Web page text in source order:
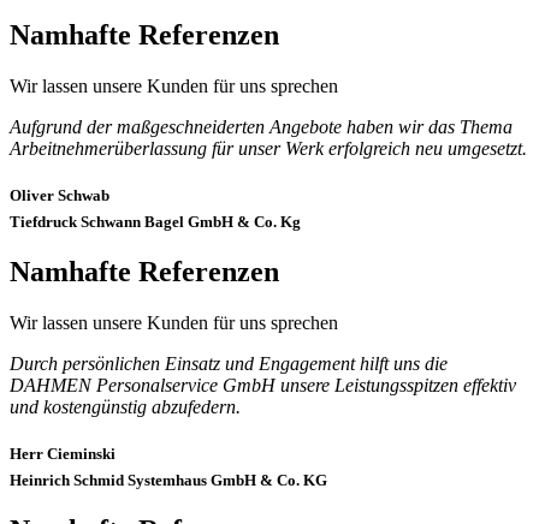
Namhafte Referenzen
Wir lassen unsere Kunden für uns sprechen
Aufgrund der maßgeschneiderten Angebote haben wir das Thema
Arbeitnehmerüberlassung für unser Werk erfolgreich neu umgesetzt.
Oliver Schwab
Tiefdruck Schwann Bagel GmbH & Co. Kg
Namhafte Referenzen
Wir lassen unsere Kunden für uns sprechen
Durch persönlichen Einsatz und Engagement hilft uns die
DAHMEN Personalservice GmbH unsere Leistungsspitzen effektiv
und kostengünstig abzufedern.
Herr Cieminski
Heinrich Schmid Systemhaus GmbH & Co. KG